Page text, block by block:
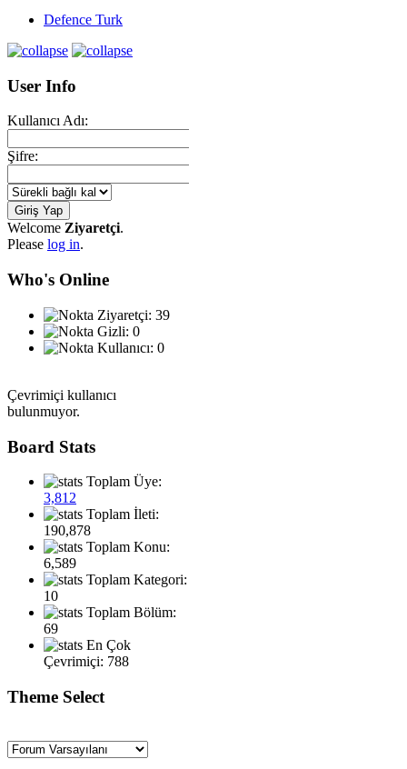
Defence Turk
User Info
Kullanıcı Adı:
Şifre:
Welcome Ziyaretçi.
Please log in.
Who's Online
Ziyaretçi: 39
Gizli: 0
Kullanıcı: 0
Çevrimiçi kullanıcı
bulunmuyor.
Board Stats
Toplam Üye:
3,812
Toplam İleti:
190,878
Toplam Konu:
6,589
Toplam Kategori:
10
Toplam Bölüm:
69
En Çok
Çevrimiçi: 788
Theme Select